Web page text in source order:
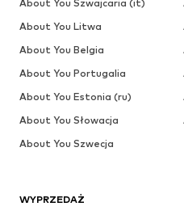
WYPRZEDAŻ
About You Szwajcaria (it)
About You Litwa
About You Belgia
About You Portugalia
About You Estonia (ru)
About You Słowacja
About You Szwecja